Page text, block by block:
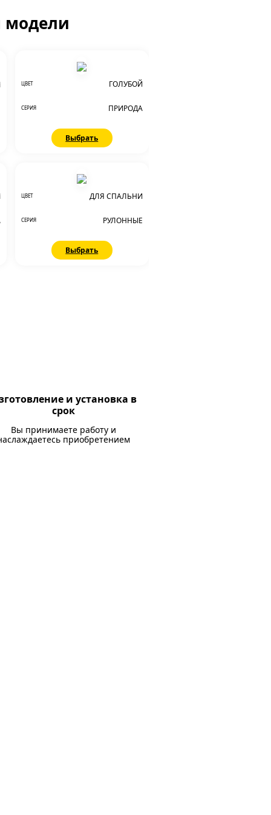
модели
ЦВЕТ ГОЛУБОЙ
СЕРИЯ ПРИРОДА
Выбрать
ЦВЕТ ДЛЯ СПАЛЬНИ
СЕРИЯ РУЛОННЫЕ
Выбрать
и установка в
срок
Вы принимаете работу и
приобретением